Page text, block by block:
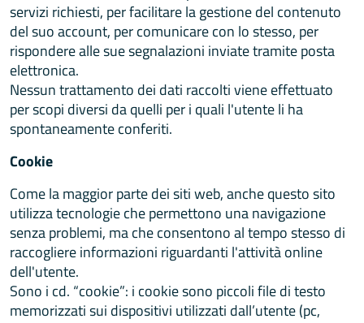
servizi richiesti, per facilitare la gestione del contenuto
del suo account, per comunicare con lo stesso, per
rispondere alle sue segnalazioni inviate tramite posta
elettronica.
Nessun trattamento dei dati raccolti viene effettuato
per scopi diversi da quelli per i quali l'utente li ha
spontaneamente conferiti.
Cookie
Come la maggior parte dei siti web, anche questo sito
utilizza tecnologie che permettono una navigazione
senza problemi, ma che consentono al tempo stesso di
raccogliere informazioni riguardanti l'attività online
dell'utente.
Sono i cd. “cookie”: i cookie sono piccoli file di testo
memorizzati sui dispositivi utilizzati dall’utente (pc,